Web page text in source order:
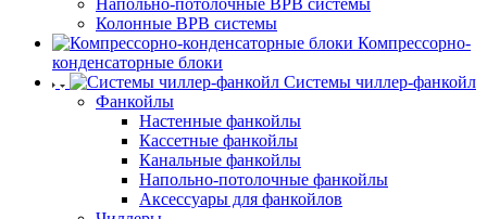
Напольно-потолочные ВРВ системы
Колонные ВРВ системы
Компрессорно-
конденсаторные блоки
Системы чиллер-фанкойл
Фанкойлы
Настенные фанкойлы
Кассетные фанкойлы
Канальные фанкойлы
Напольно-потолочные фанкойлы
Аксессуары для фанкойлов